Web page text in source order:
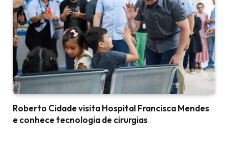
Roberto Cidade visita Hospital Francisca Mendes
e conhece tecnologia de cirurgias